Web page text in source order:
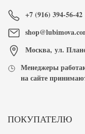
+7 (916) 394-56-42
Москва, ул.
Менеджеры
на сайте
ПОКУПАТЕЛЮ